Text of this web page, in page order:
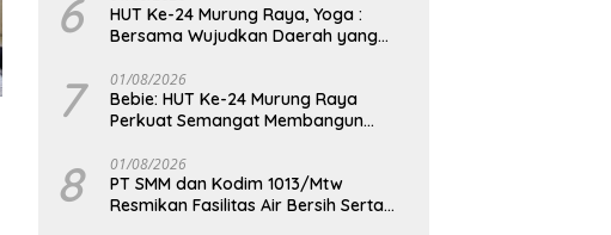
6
HUT Ke-24 Murung Raya, Yoga :
Bersama Wujudkan Daerah yang
7 01/08/2026
Bebie: HUT Ke-24 Murung Raya
Perkuat Semangat Membangun
8 01/08/2026
PT SMM dan Kodim 1013/Mtw
Resmikan Fasilitas Air Bersih Serta